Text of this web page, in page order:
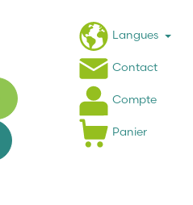
Langues
Contact
Compte
Panier